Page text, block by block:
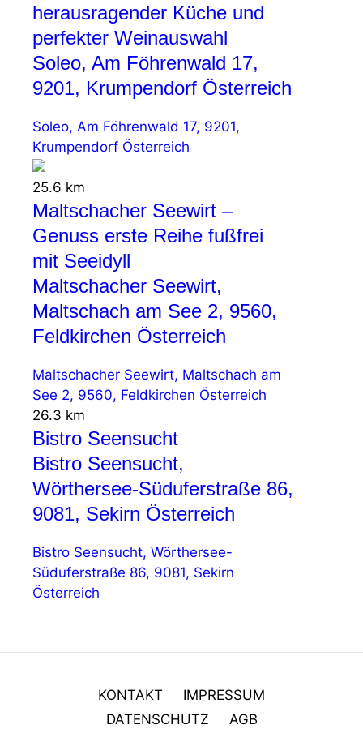
herausragender Küche und
perfekter Weinauswahl
Soleo, Am Föhrenwald 17,
9201, Krumpendorf Österreich
Soleo, Am Föhrenwald 17, 9201,
Krumpendorf Österreich
25.6 km
Maltschacher Seewirt –
Genuss erste Reihe fußfrei
mit Seeidyll
Maltschacher Seewirt,
Maltschach am See 2, 9560,
Feldkirchen Österreich
Maltschacher Seewirt, Maltschach am
See 2, 9560, Feldkirchen Österreich
26.3 km
Bistro Seensucht
Bistro Seensucht,
Wörthersee-Süduferstraße 86,
9081, Sekirn Österreich
Bistro Seensucht, Wörthersee-
Süduferstraße 86, 9081, Sekirn
Österreich
KONTAKT
IMPRESSUM
DATENSCHUTZ
AGB